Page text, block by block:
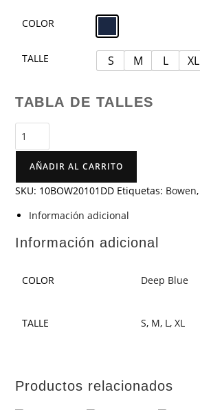
COLOR
TALLE S M L XL
TABLA DE TALLES
AÑADIR AL CARRITO
SKU: 10BOW20101DD Etiquetas: Bowen,
Información adicional
Información adicional
COLOR Deep Blue
TALLE S, M, L ,XL
Productos relacionados